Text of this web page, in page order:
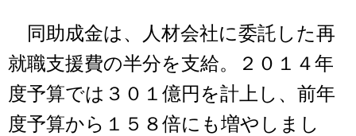
同助成金は、人材会社に委託した再
就職支援費の半分を支給。２０１４年
度予算では３０１億円を計上し、前年
度予算から１５８倍にも増やしまし